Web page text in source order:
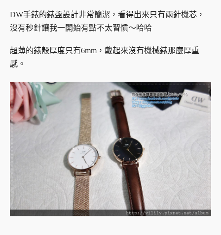
DW手錶的錶盤設計非常簡潔，看得出來只有兩針機芯，
沒有秒針讓我一開始有點不太習慣～哈哈
超薄的錶殼厚度只有6mm，戴起來沒有機械錶那麼厚重
感。